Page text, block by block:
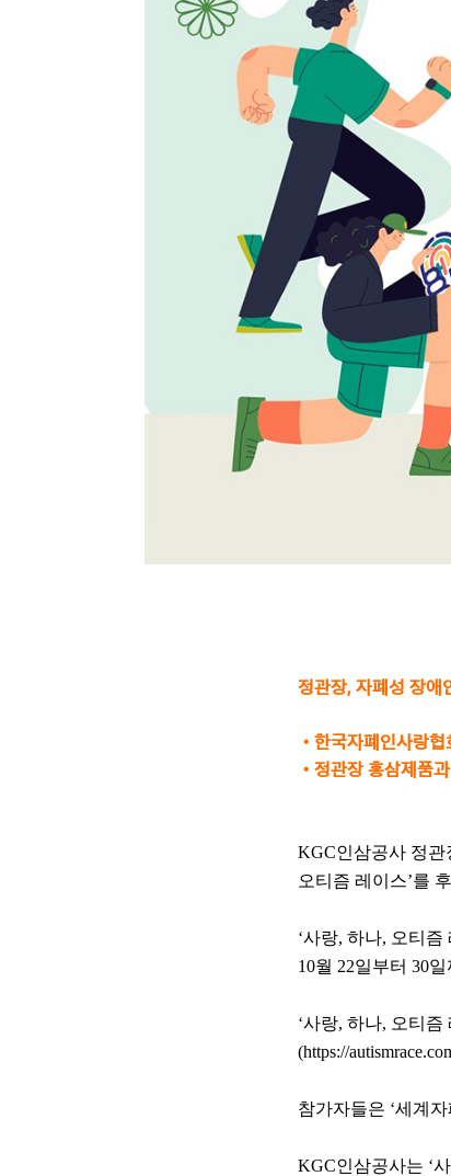
정관장, 자폐성 장애
• 한국자폐인사랑협
• 정관장 홍삼제품
KGC인삼공사 정관
오티즘 레이스’를
‘사랑, 하나, 오티
10월 22일부터 30
‘사랑, 하나, 오티
(https://
참가자들은 ‘세계
KGC인삼공사는 ‘